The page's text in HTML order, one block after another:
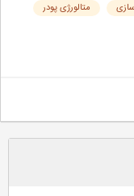
متالورژی پودر